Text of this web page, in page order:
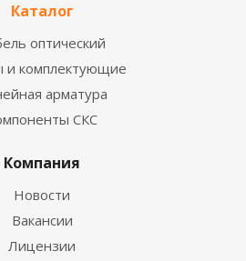
Каталог
оптический
и комплектующие
арматура
СКС
Компания
Новости
Вакансии
Лицензии